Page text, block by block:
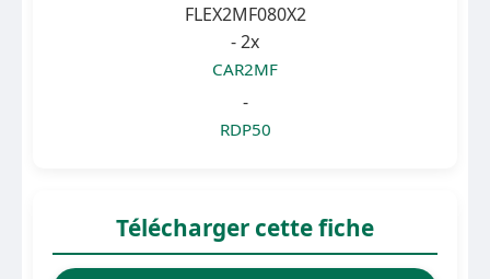
FLEX2MF080X2
- 2x
CAR2MF
-
RDP50
Télécharger cette fiche